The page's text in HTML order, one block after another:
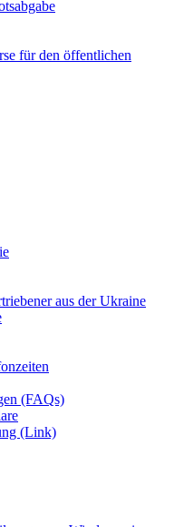
für den öffentlichen
aus der Ukraine
(FAQs)
(Link)